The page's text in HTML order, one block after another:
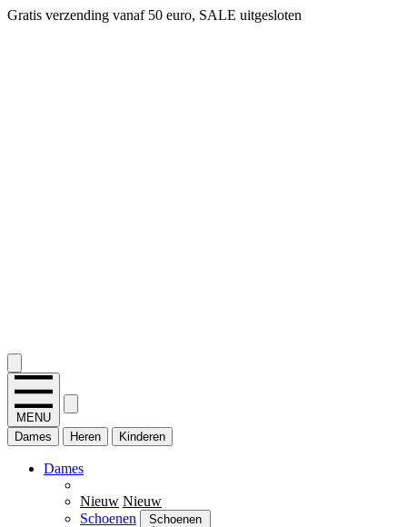
Gratis verzending vanaf 50 euro, SALE uitgesloten
MENU
Dames
Heren Kinderen
Dames
Nieuw Nieuw
Schoenen
Schoenen